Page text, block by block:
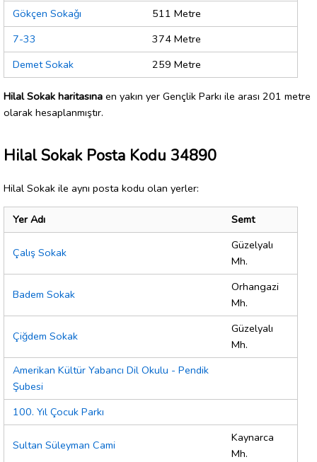
Gökçen Sokaǧı
511 Metre
7-33
374 Metre
Demet Sokak
259 Metre
Hilal Sokak haritasına en yakın yer Gençlik Parkı ile arası 201 metre
olarak hesaplanmıştır.
Hilal Sokak Posta Kodu 34890
Hilal Sokak ile aynı posta kodu olan yerler:
Yer Adı Semt
Çalış Sokak
Güzelyalı
Mh.
Badem Sokak
Orhangazi
Mh.
Çiğdem Sokak
Güzelyalı
Mh.
Amerikan Kültür Yabancı Dil Okulu - Pendik
Şubesi
100. Yıl Çocuk Parkı
Sultan Süleyman Cami
Kaynarca
Mh.